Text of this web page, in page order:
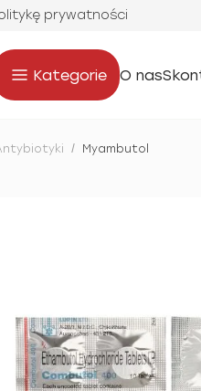
prywatności
Kategorie O nas
/ Myambutol